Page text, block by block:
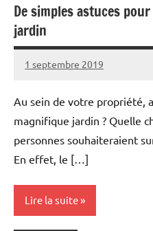
De simples astuces
jardin
1 septembre 2019
Melisa
Aucun
Au sein de votre propriété,
magnifique jardin ? Quelle
personnes souhaiteraient
En effet, le […]
Lire la suite